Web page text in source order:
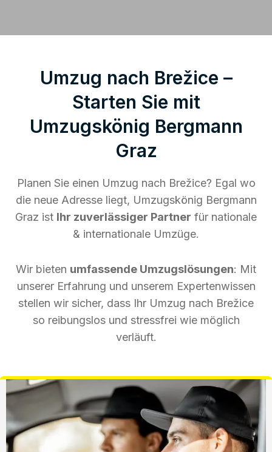
Umzug nach Brežice –
Starten Sie mit
Umzugskönig Bergmann
Graz
Planen Sie einen Umzug nach Brežice? Egal wo
die neue Adresse liegt, Umzugskönig Bergmann
Graz ist Ihr zuverlässiger Partner für nationale
& internationale Umzüge.
Wir bieten umfassende Umzugslösungen: Mit
unserer Erfahrung und unserem Expertenwissen
stellen wir sicher, dass Ihr Umzug nach Brežice
so reibungslos und stressfrei wie möglich
verläuft.